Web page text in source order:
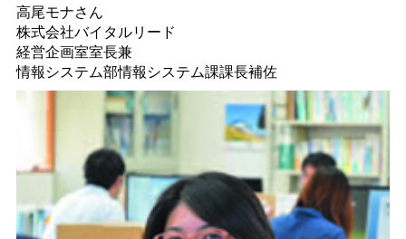
高尾モナさん
株式会社バイタルリード
経営企画室室長兼
情報システム部情報システム課課長補佐